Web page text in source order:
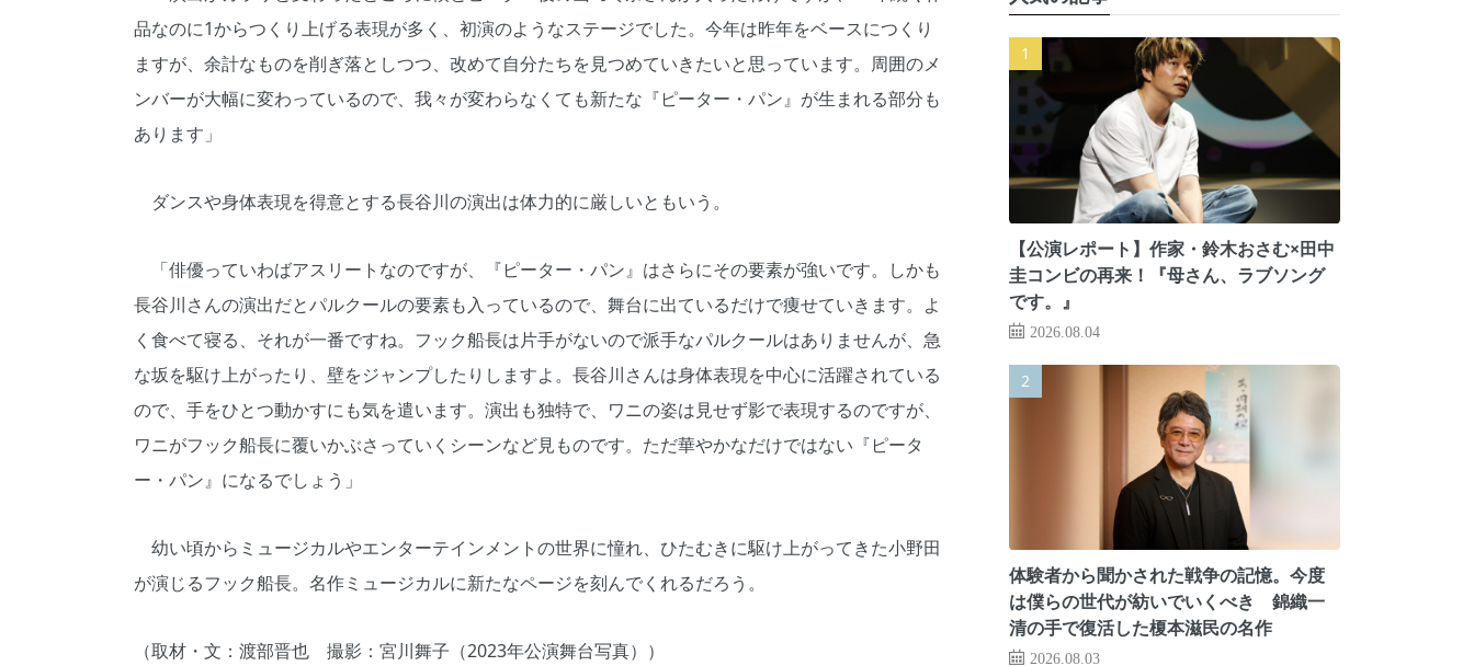
品なのに1からつくり上げる表現が多く、初演のようなステージでした。今年は昨年をベースにつくり
ますが、余計なものを削ぎ落としつつ、改めて自分たちを見つめていきたいと思っています。周囲のメ
ンバーが大幅に変わっているので、我々が変わらなくても新たな『ピーター・パン』が生まれる部分も
あります」
ダンスや身体表現を得意とする長谷川の演出は体力的に厳しいともいう。
「俳優っていわばアスリートなのですが、『ピーター・パン』はさらにその要素が強いです。しかも
長谷川さんの演出だとパルクールの要素も入っているので、舞台に出ているだけで痩せていきます。よ
く食べて寝る、それが一番ですね。フック船長は片手がないので派手なパルクールはありませんが、急
な坂を駆け上がったり、壁をジャンプしたりしますよ。長谷川さんは身体表現を中心に活躍されている
ので、手をひとつ動かすにも気を遣います。演出も独特で、ワニの姿は見せず影で表現するのですが、
ワニがフック船長に覆いかぶさっていくシーンなど見ものです。ただ華やかなだけではない『ピータ
ー・パン』になるでしょう」
幼い頃からミュージカルやエンターテインメントの世界に憧れ、ひたむきに駆け上がってきた小野田
が演じるフック船長。名作ミュージカルに新たなページを刻んでくれるだろう。
（取材・文：渡部晋也 撮影：宮川舞子（2023年公演舞台写真））
【公演レポート】作家・鈴木おさむ×田中
圭コンビの再来！『母さん、ラブソング
です。』
2026.08.04
体験者から聞かされた戦争の記憶。今度
は僕らの世代が紡いでいくべき 錦織一
清の手で復活した榎本滋民の名作
2026.08.03